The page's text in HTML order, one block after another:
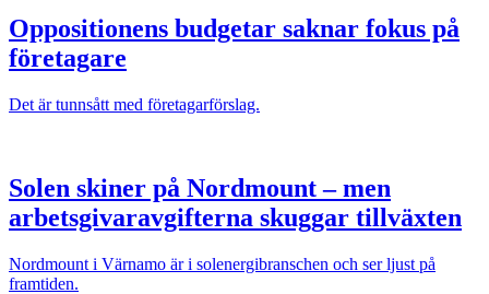
Oppositionens budgetar saknar fokus på
företagare
Det är tunnsått med företagarförslag.
Solen skiner på Nordmount – men
arbetsgivaravgifterna skuggar tillväxten
Nordmount i Värnamo är i solenergibranschen och ser ljust på
framtiden.